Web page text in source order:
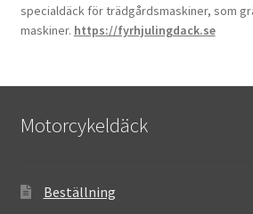
specialdäck för trädgårdsmaskiner, som
maskiner. https://fyrhjulingdack.se
Motorcykeldäck
Beställning